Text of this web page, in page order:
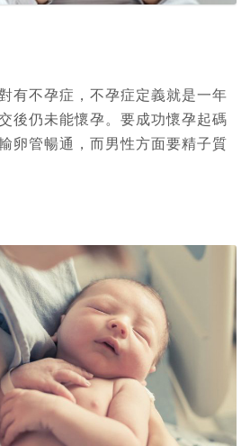
有不孕症，不孕症定義就是一年
後仍未能懷孕。要成功懷孕起碼
卵管暢通，而男性方面要精子質